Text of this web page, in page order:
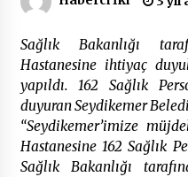
2 ay ago
FETHİYE
TOPLANTISI
2 ay ago
Sağlık Bakanlığı
Hastanesine ihtiyaç
yapıldı. 162 Sağlık
duyuran Seydikemer
“Seydikemer’imize
Hastanesine 162 Sağlık
Sağlık Bakanlığı